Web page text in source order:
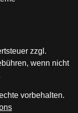
zzgl.
wenn nicht
vorbehalten.